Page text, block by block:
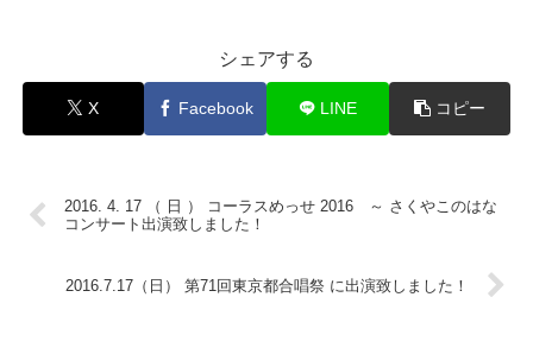
シェアする
X Facebook LINE コピー
2016. 4. 17 （ 日 ） コーラスめっせ 2016 ～ さくやこのはな
コンサート出演致しました！
2016.7.17（日） 第71回東京都合唱祭 に出演致しました！